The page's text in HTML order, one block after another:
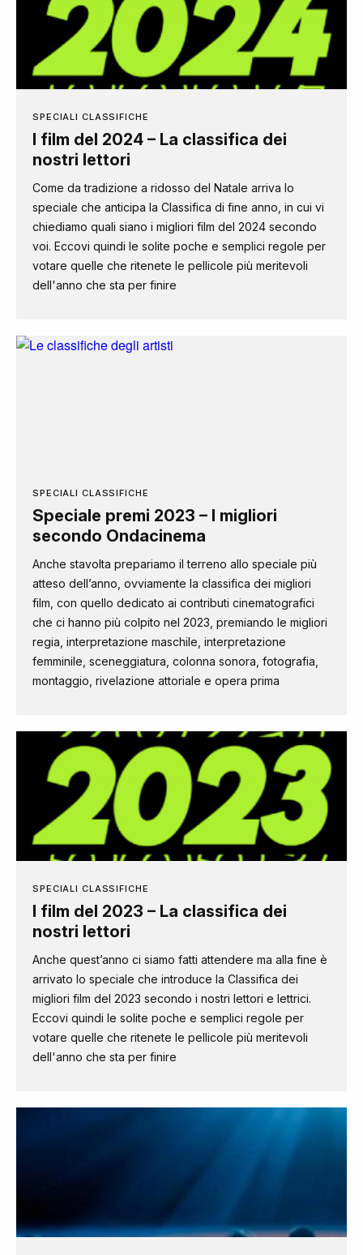
SPECIALI CLASSIFICHE
I film del 2024 – La classifica dei
nostri lettori
Come da tradizione a ridosso del Natale arriva lo
speciale che anticipa la Classifica di fine anno, in cui vi
chiediamo quali siano i migliori film del 2024 secondo
voi. Eccovi quindi le solite poche e semplici regole per
votare quelle che ritenete le pellicole più meritevoli
dell'anno che sta per finire
SPECIALI CLASSIFICHE
Speciale premi 2023 – I migliori
secondo Ondacinema
Anche stavolta prepariamo il terreno allo speciale più
atteso dell’anno, ovviamente la classifica dei migliori
film, con quello dedicato ai contributi cinematografici
che ci hanno più colpito nel 2023, premiando le migliori
regia, interpretazione maschile, interpretazione
femminile, sceneggiatura, colonna sonora, fotografia,
montaggio, rivelazione attoriale e opera prima
SPECIALI CLASSIFICHE
I film del 2023 – La classifica dei
nostri lettori
Anche quest’anno ci siamo fatti attendere ma alla fine è
arrivato lo speciale che introduce la Classifica dei
migliori film del 2023 secondo i nostri lettori e lettrici.
Eccovi quindi le solite poche e semplici regole per
votare quelle che ritenete le pellicole più meritevoli
dell'anno che sta per finire